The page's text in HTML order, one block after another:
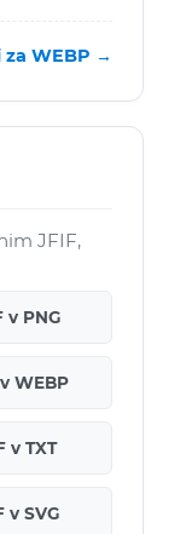
WEBP →
JFIF,
v PNG
WEBP
v TXT
v SVG